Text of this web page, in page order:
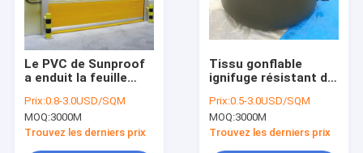
Au sujet de nous
Visite d'usine
Contactez-nous
Le PVC de Sunproof
a enduit la feuille
porte de tente de
camion de tissu de
bâche
Prix:0.8-3.0USD/SQM
MOQ:3000M
Trouvez les derniers prix
Tissu gonflable
ignifuge résistant de
bâche 610gsm de GV
Prix:0.5-3.0USD/SQM
MOQ:3000M
Trouvez les derniers prix